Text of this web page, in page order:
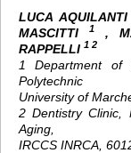
LUCA AQUILANTI
MASCITTI
1 ,
RAPPELLI 1 2
1 Department of
Polytechnic
University of
2 Dentistry Clinic,
Aging,
IRCCS INRCA,